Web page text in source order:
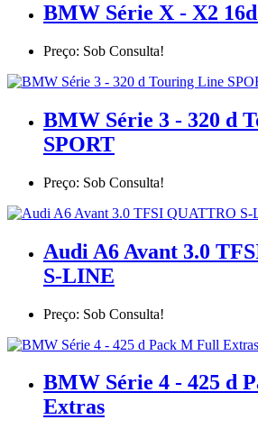
BMW Série X - X2
Preço: Sob Consulta!
BMW Série 3 - 320 d
SPORT
Preço: Sob Consulta!
Audi A6 Avant 3.0
S-LINE
Preço: Sob Consulta!
BMW Série 4 - 425 d
Extras